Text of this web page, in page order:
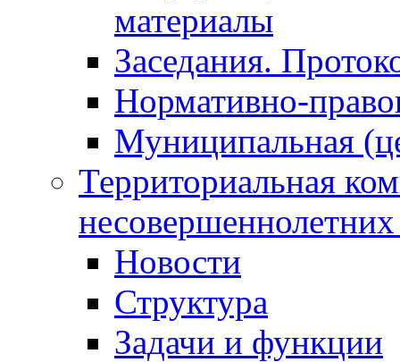
материалы
Заседания.
Нормативно-
Муниципальная
Территориальная
Новости
Структура
Задачи и функции